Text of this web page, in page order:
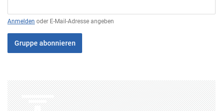
Anmelden oder E-Mail-Adresse angeben
Gruppe abonnieren